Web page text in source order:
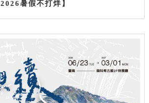
暑假不打烊】